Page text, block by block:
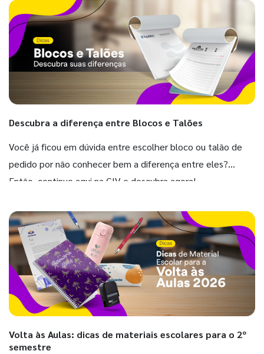
Descubra a diferença entre Blocos e Talões
Você já ficou em dúvida entre escolher bloco ou talão de
pedido por não conhecer bem a diferença entre eles?
Então, continue aqui na GIV e descubra agora!
Volta às Aulas: dicas de materiais escolares para o 2º
semestre